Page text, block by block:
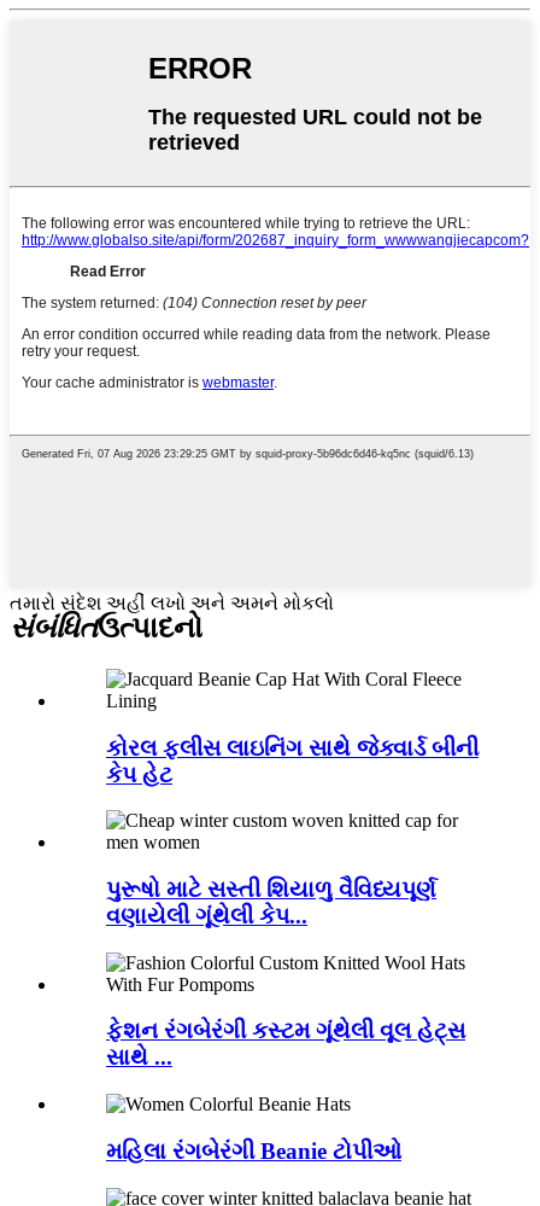
તમારો સંદેશ અહીં લખો અને અમને મોકલો
સંબંધિતઉત્પાદનો
કોરલ ફ્લીસ લાઇનિંગ સાથે જેક્વાર્ડ બીની
કેપ હેટ
પુરૂષો માટે સસ્તી શિયાળુ વૈવિધ્યપૂર્ણ
વણાયેલી ગૂંથેલી કેપ...
ફેશન રંગબેરંગી કસ્ટમ ગૂંથેલી વૂલ હેટ્સ
સાથે ...
મહિલા રંગબેરંગી Beanie ટોપીઓ